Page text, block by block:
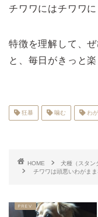
チワワにはチワワ
特徴を理解して、
と、毎日がきっと
狂暴 噛む わ
HOME 犬種（スタン
チワワは頭悪いわがま